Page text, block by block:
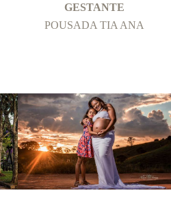
GESTANTE
POUSADA TIA ANA